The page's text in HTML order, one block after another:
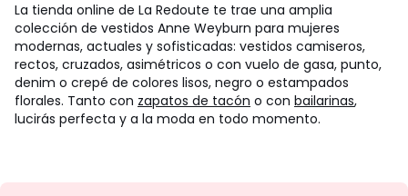
La tienda online de La Redoute te trae una amplia
colección de vestidos Anne Weyburn para mujeres
modernas, actuales y sofisticadas: vestidos camiseros,
rectos, cruzados, asimétricos o con vuelo de gasa, punto,
denim o crepé de colores lisos, negro o estampados
florales. Tanto con zapatos de tacón o con bailarinas,
lucirás perfecta y a la moda en todo momento.